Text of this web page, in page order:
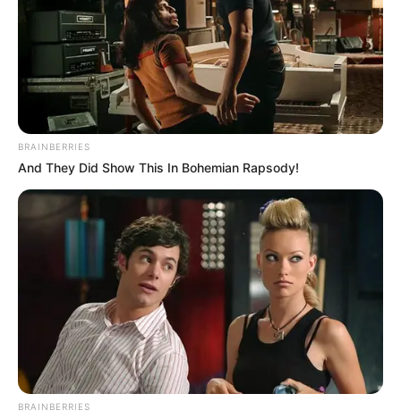
közelében. A Golf egyik utasa, egy húsz év körüli
fiatal férfi súlyos sérülésekkel túlélte az ütközést, őt
kórházban ápolják. A másik járműben utazó pár
könnyebb sérülésekkel megúszta a történteket,
őket a helyszínen ellátták. A rendőrség vizsgálatot
indított, a családok mellé kapcsolattartó tiszteket
rendeltek, a boncolásokat pedig a következő
napokban végzik el.
Kapcsolódó cikkünk
BRAINBERRIES
And They Did Show This In Bohemian Rapsody!
BRAINBERRIES